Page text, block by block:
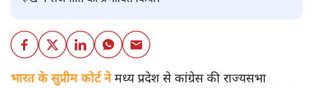
भारत के सुप्रीम कोर्ट नेमध्य प्रदेश से कांग्रेस की राज्यसभा